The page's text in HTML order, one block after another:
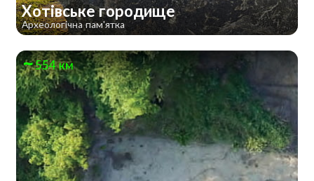
Хотівське городище
Археологічна пам'ятка
554 км